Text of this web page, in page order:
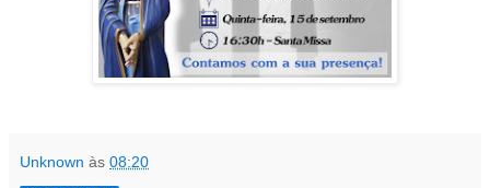
Unknown às 08:20